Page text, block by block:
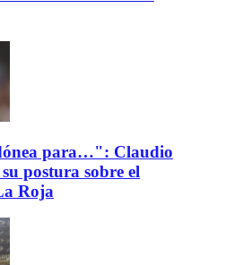
para…": Claudio
postura sobre el
Roja